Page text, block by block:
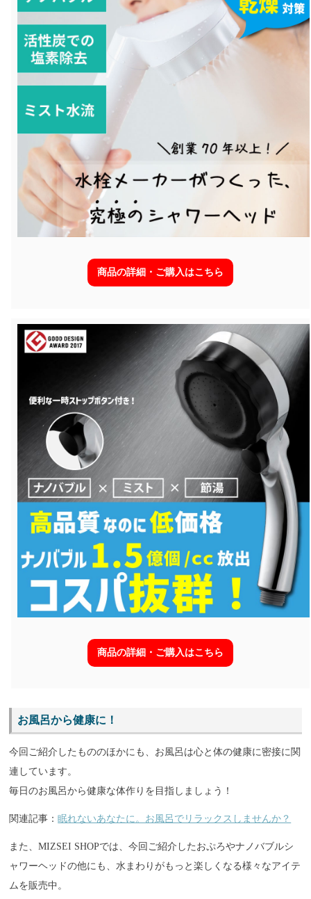
商品の詳細・ご購入はこちら
商品の詳細・ご購入はこちら
お風呂から健康に！
今回ご紹介したもののほかにも、お風呂は心と体の健康に密接に関
連しています。
毎日のお風呂から健康な体作りを目指しましょう！
関連記事：眠れないあなたに。お風呂でリラックスしませんか？
また、MIZSEI SHOPでは、今回ご紹介したおぷろやナノバブルシ
ャワーヘッドの他にも、水まわりがもっと楽しくなる様々なアイテ
ムを販売中。